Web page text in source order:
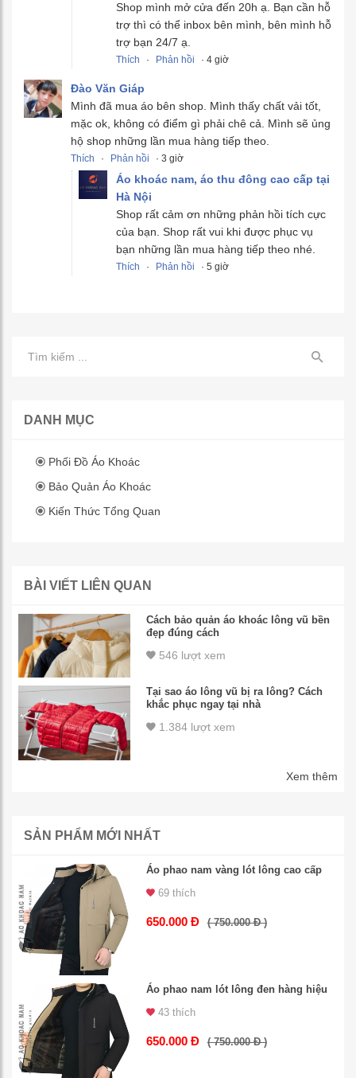
Shop mình mở cửa đến 20h ạ. Bạn cần hỗ
trợ thì có thể inbox bên mình, bên mình hỗ
trợ bạn 24/7 ạ.
Thích · Phản hồi · 4 giờ
Đào Văn Giáp
Mình đã mua áo bên shop. Mình thấy chất vải tốt,
mặc ok, không có điểm gì phải chê cả. Mình sẽ ủng
hộ shop những lần mua hàng tiếp theo.
Thích · Phản hồi · 3 giờ
Áo khoác nam, áo thu đông cao cấp tại
Hà Nội
Shop rất cảm ơn những phản hồi tích cực
của bạn. Shop rất vui khi được phục vụ
bạn những lần mua hàng tiếp theo nhé.
Thích · Phản hồi · 5 giờ
DANH MỤC
Phối Đồ Áo Khoác
Bảo Quản Áo Khoác
Kiến Thức Tổng Quan
BÀI VIẾT LIÊN QUAN
Cách bảo quản áo khoác lông vũ bền
đẹp đúng cách
546 lượt xem
Tại sao áo lông vũ bị ra lông? Cách
khắc phục ngay tại nhà
1.384 lượt xem
Xem thêm
SẢN PHẨM MỚI NHẤT
Áo phao nam vàng lót lông cao cấp
69 thích
650.000 Đ ( 750.000 Đ )
Áo phao nam lót lông đen hàng hiệu
43 thích
650.000 Đ ( 750.000 Đ )